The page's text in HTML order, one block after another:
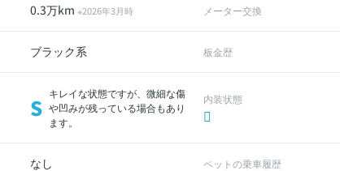
0.3万km ※2026年3月時 メーター交換
ブラック系 板金歴
S
キレイな状態ですが、微細な傷
や凹みが残っている場合もあり
ます。
内装状態
なし ペットの乗車履歴